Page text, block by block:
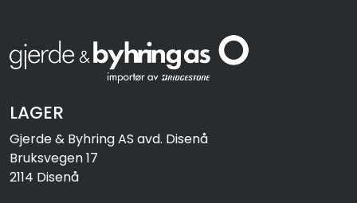
LAGER
Gjerde & Byhring AS avd. Disenå
Bruksvegen 17
2114 Disenå